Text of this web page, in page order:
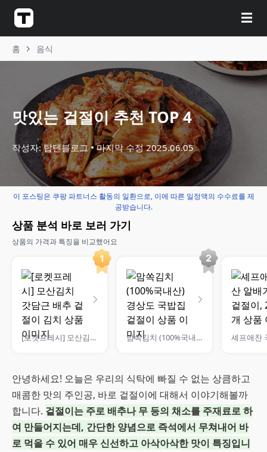
☰
홈 음식
맛있는 겉절이 추천 TOP 4
작성자: 탑텐블로그 마지막 수정2025.06.05
이 포스팅은 쿠팡 파트너스 활동의 일환으로, 이에 따른 일정액의 수수료를 제
공받습니다.
상품 분석 바로 보러 가기
상품의 가격과 특징을 비교했어요
[로켓프레시] 모산김치 갓담근 배추 겉절이 김치 맘쏙김치 (100%국내산) 경상도 국밥집 겉절이
안녕하세요! 오늘은 우리의 식탁에 빠질 수 없는 상큼하고
매콤한 맛의 주인공, 바로 겉절이에 대해서 이야기해볼까
합니다. 겉절이는 주로 배추나 무 등의 채소를 주재료로 하
여 만들어지는데, 간단한 양념으로 즉석에서 무쳐내어 바
로 먹을 수 있어 매우 신선하고 아삭아삭한 맛이 특징입니